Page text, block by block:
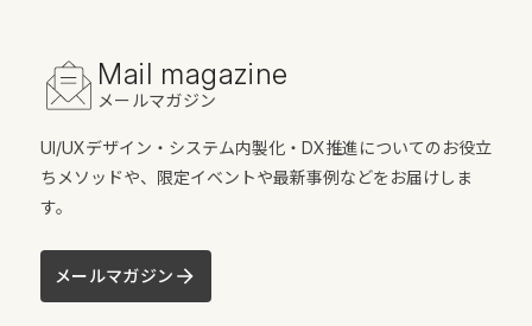
Mail magazine
メールマガジン
UI/UXデザイン・システム内製化・DX推進についてのお役立
ちメソッドや、限定イベントや最新事例などをお届けしま
す。
メールマガジン